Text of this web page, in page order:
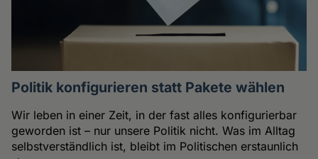
Politik konfigurieren statt Pakete wählen
Wir leben in einer Zeit, in der fast alles konfigurierbar
geworden ist – nur unsere Politik nicht. Was im Alltag
selbstverständlich ist, bleibt im Politischen erstaunlich